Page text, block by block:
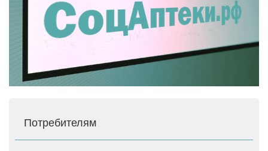
Потребителям